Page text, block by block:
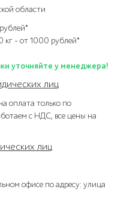
области
кг – от 1000 рублей*
уточняйте у менеджера!
лиц
оплата только по
с НДС, все цены на
лиц
офисе по адресу: улица